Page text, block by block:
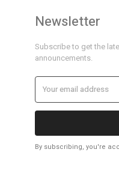
Newsletter
Subscribe to get the
announcements.
By subscribing, you're